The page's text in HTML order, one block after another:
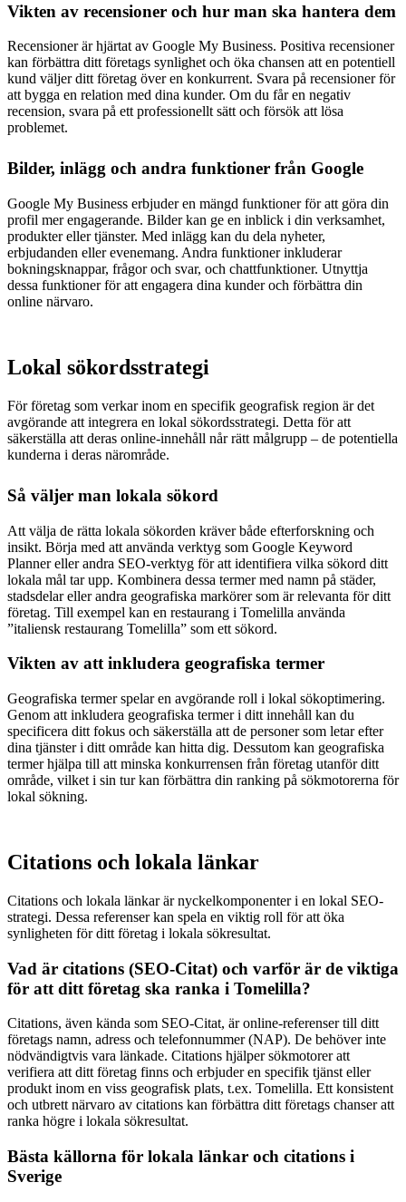
Vikten av recensioner och hur man ska hantera dem
Recensioner är hjärtat av Google My Business. Positiva recensioner
kan förbättra ditt företags synlighet och öka chansen att en potentiell
kund väljer ditt företag över en konkurrent. Svara på recensioner för
att bygga en relation med dina kunder. Om du får en negativ
recension, svara på ett professionellt sätt och försök att lösa
problemet.
Bilder, inlägg och andra funktioner från Google
Google My Business erbjuder en mängd funktioner för att göra din
profil mer engagerande. Bilder kan ge en inblick i din verksamhet,
produkter eller tjänster. Med inlägg kan du dela nyheter,
erbjudanden eller evenemang. Andra funktioner inkluderar
bokningsknappar, frågor och svar, och chattfunktioner. Utnyttja
dessa funktioner för att engagera dina kunder och förbättra din
online närvaro.
Lokal sökordsstrategi
För företag som verkar inom en specifik geografisk region är det
avgörande att integrera en lokal sökordsstrategi. Detta för att
säkerställa att deras online-innehåll når rätt målgrupp – de potentiella
kunderna i deras närområde.
Så väljer man lokala sökord
Att välja de rätta lokala sökorden kräver både efterforskning och
insikt. Börja med att använda verktyg som Google Keyword
Planner eller andra SEO-verktyg för att identifiera vilka sökord ditt
lokala mål tar upp. Kombinera dessa termer med namn på städer,
stadsdelar eller andra geografiska markörer som är relevanta för ditt
företag. Till exempel kan en restaurang i Tomelilla använda
”italiensk restaurang Tomelilla” som ett sökord.
Vikten av att inkludera geografiska termer
Geografiska termer spelar en avgörande roll i lokal sökoptimering.
Genom att inkludera geografiska termer i ditt innehåll kan du
specificera ditt fokus och säkerställa att de personer som letar efter
dina tjänster i ditt område kan hitta dig. Dessutom kan geografiska
termer hjälpa till att minska konkurrensen från företag utanför ditt
område, vilket i sin tur kan förbättra din ranking på sökmotorerna för
lokal sökning.
Citations och lokala länkar
Citations och lokala länkar är nyckelkomponenter i en lokal SEO-
strategi. Dessa referenser kan spela en viktig roll för att öka
synligheten för ditt företag i lokala sökresultat.
Vad är citations (SEO-Citat) och varför är de viktiga
för att ditt företag ska ranka i Tomelilla?
Citations, även kända som SEO-Citat, är online-referenser till ditt
företags namn, adress och telefonnummer (NAP). De behöver inte
nödvändigtvis vara länkade. Citations hjälper sökmotorer att
verifiera att ditt företag finns och erbjuder en specifik tjänst eller
produkt inom en viss geografisk plats, t.ex. Tomelilla. Ett konsistent
och utbrett närvaro av citations kan förbättra ditt företags chanser att
ranka högre i lokala sökresultat.
Bästa källorna för lokala länkar och citations i
Sverige